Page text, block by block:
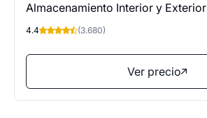
Almacenamiento Interior y Exterior
4.4 (3.680)
Ver precio